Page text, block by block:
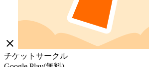
close
チケットサークル